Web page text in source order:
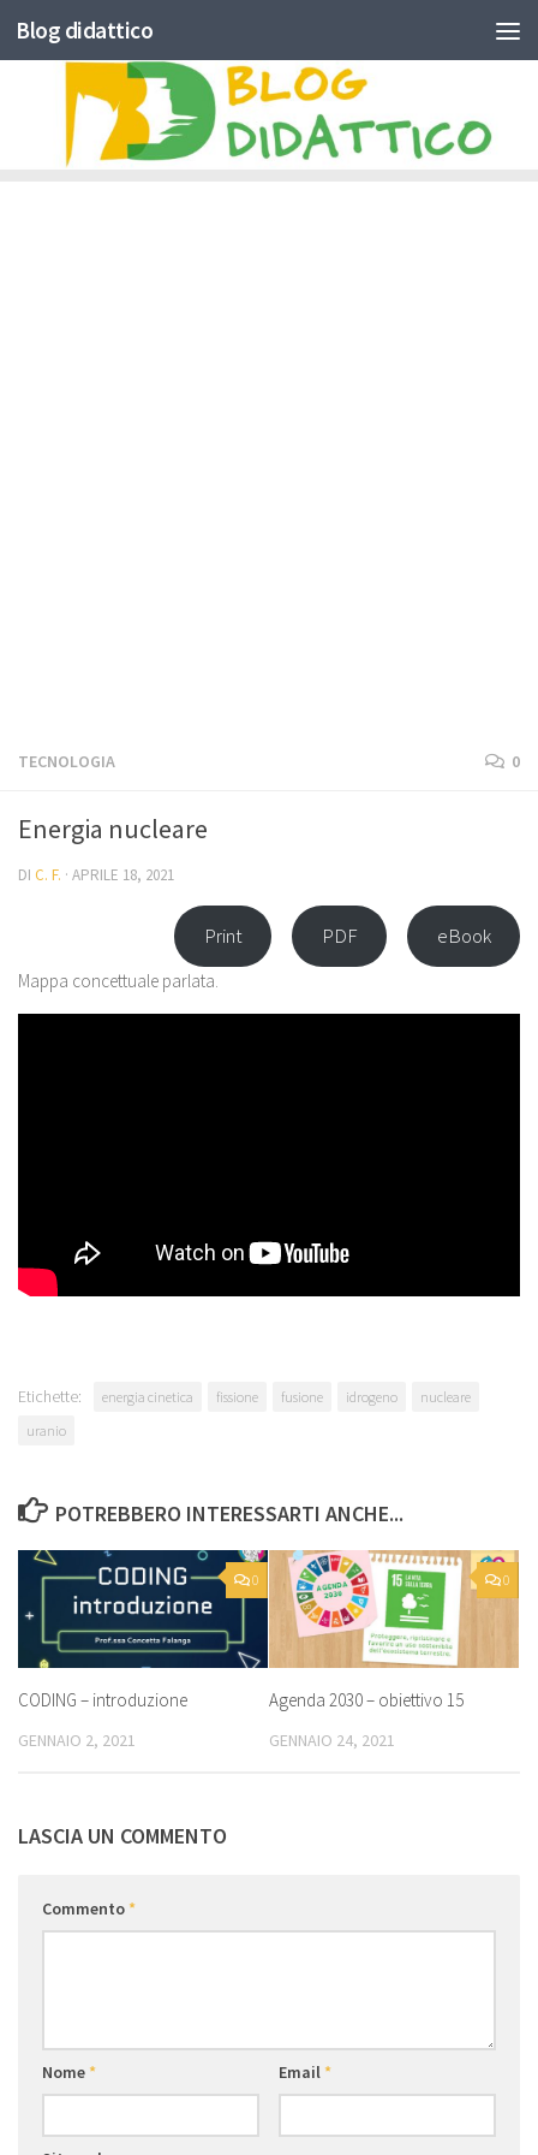
Skip to content
Blog didattico
TECNOLOGIA 0
Energia nucleare
DI C. F. · APRILE 18, 2021
Print PDF eBook
Mappa concettuale parlata.
Etichette: energia cinetica fissione fusione idrogeno
nucleare
uranio
POTREBBERO INTERESSARTI ANCHE...
0
CODING – introduzione
GENNAIO 2, 2021
0
Agenda 2030 – obiettivo 15
GENNAIO 24, 2021
LASCIA UN COMMENTO
Commento*
Nome* Email*